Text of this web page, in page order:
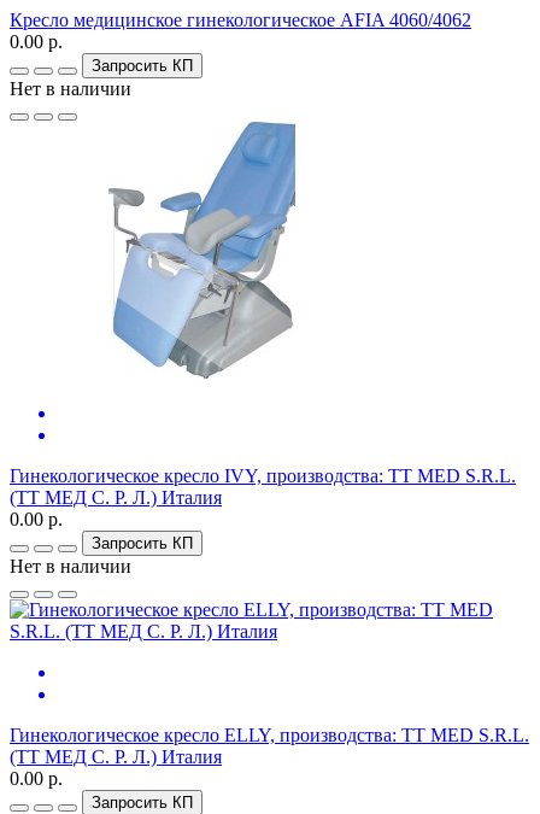
Кресло медицинское гинекологическое AFIA 4060/4062
0.00 р.
Запросить КП
Нет в наличии
Гинекологическое кресло IVY, производства: TT MED S.R.L.
(ТТ МЕД С. Р. Л.) Италия
0.00 р.
Запросить КП
Нет в наличии
Гинекологическое кресло ELLY, производства: TT MED S.R.L.
(ТТ МЕД С. Р. Л.) Италия
0.00 р.
Запросить КП